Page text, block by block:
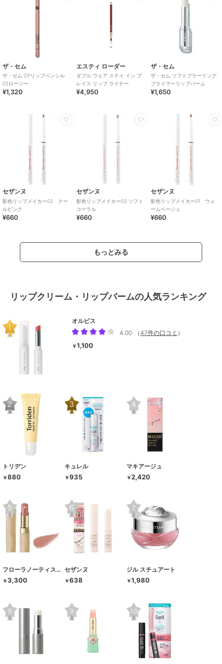
ザ・セム
ザ・セム CPリップペンシル
02ロージー
¥1,320
エスティ ローダー
ダブル ウェア ステイ イン プ
レイス リップ ライナー
¥4,950
ザ・セム
ザ・セム ソフトブラーリング
プライマーリップバーム
¥1,650
セザンヌ
影色リップメイカー02 クー
ルピンク
¥660
セザンヌ
影色リップメイカー03 ソフト
コーラル
¥660
セザンヌ
影色リップメイカー01 ウォ
ームベージュ
¥660
もっとみる
リップクリーム・リップバームの人気ランキング
オルビス
4.00
（47件の口コミ ）
￥1,100
トリデン
￥880
キュレル
￥935
マキアージュ
￥2,420
フローラノーティス ジルスチュアート
￥3,300
セザンヌ
￥638
ジル スチュアート
￥1,980